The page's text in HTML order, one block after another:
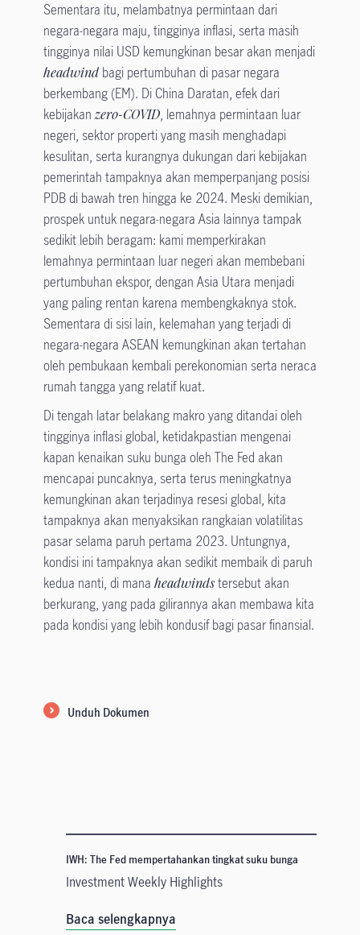
Sementara itu, melambatnya permintaan dari
negara-negara maju, tingginya inflasi, serta masih
tingginya nilai USD kemungkinan besar akan menjadi
headwindbagi pertumbuhan di pasar negara
berkembang (EM). Di China Daratan, efek dari
kebijakanzero-COVID, lemahnya permintaan luar
negeri, sektor properti yang masih menghadapi
kesulitan, serta kurangnya dukungan dari kebijakan
pemerintah tampaknya akan memperpanjang posisi
PDB di bawah tren hingga ke 2024. Meski demikian,
prospek untuk negara-negara Asia lainnya tampak
sedikit lebih beragam: kami memperkirakan
lemahnya permintaan luar negeri akan membebani
pertumbuhan ekspor, dengan Asia Utara menjadi
yang paling rentan karena membengkaknya stok.
Sementara di sisi lain, kelemahan yang terjadi di
negara-negara ASEAN kemungkinan akan tertahan
oleh pembukaan kembali perekonomian serta neraca
rumah tangga yang relatif kuat.
Di tengah latar belakang makro yang ditandai oleh
tingginya inflasi global, ketidakpastian mengenai
kapan kenaikan suku bunga oleh The Fed akan
mencapai puncaknya, serta terus meningkatnya
kemungkinan akan terjadinya resesi global, kita
tampaknya akan menyaksikan rangkaian volatilitas
pasar selama paruh pertama 2023. Untungnya,
kondisi ini tampaknya akan sedikit membaik di paruh
kedua nanti, di mana headwindstersebut akan
berkurang, yang pada gilirannya akan membawa kita
pada kondisi yang lebih kondusif bagi pasar finansial.
Unduh Dokumen
IWH: The Fed mempertahankan tingkat suku bunga
Investment Weekly Highlights
Baca selengkapnya